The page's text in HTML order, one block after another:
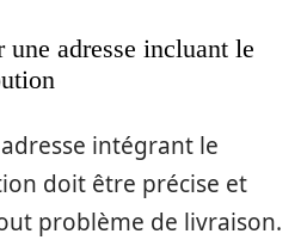
une adresse incluant le
intégrant le
doit être précise et
problème de livraison.